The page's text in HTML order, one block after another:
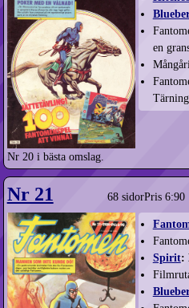
Nr 20 i bästa omslag.
en
Nr 21 68 sidorPris 6:90
Spirit: